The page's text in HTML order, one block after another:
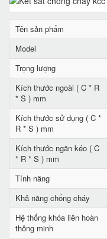
Tên sản phẩm
Model
Trọng lượng
Kích thước ngoài ( C * R
* S ) mm
Kích thước sử dụng ( C *
R * S ) mm
Kích thước ngăn kéo ( C
* R * S ) mm
Tính năng
Khả năng chống cháy
Hệ thống khóa liên hoàn
thông minh